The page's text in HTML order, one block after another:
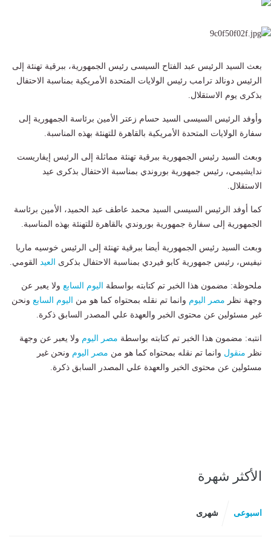
بعث السيد الرئيس عبد الفتاح السيسى رئيس الجمهورية، ببرقية تهنئة إلى
الرئيس دونالد ترامب رئيس الولايات المتحدة الأمريكية بمناسبة الاحتفال
بذكرى يوم الاستقلال.
وأوفد الرئيس السيسى السيد حسام زعتر الأمين برئاسة الجمهورية إلى
سفارة الولايات المتحدة الأمريكية بالقاهرة للتهنئة بهذه المناسبة.
وبعث السيد رئيس الجمهورية ببرقية تهنئة مماثلة إلى الرئيس إيفاريست
ندايشيمي، رئيس جمهورية بوروندي بمناسبة الاحتفال بذكرى عيد
الاستقلال.
كما أوفد الرئيس السيسى السيد محمد عاطف عبد الحميد، الأمين برئاسة
الجمهورية إلى سفارة جمهورية بوروندي بالقاهرة للتهنئة بهذه المناسبة.
وبعث السيد رئيس الجمهورية أيضا ببرقية تهنئة إلى الرئيس خوسيه ماريا
نيفيس، رئيس جمهورية كابو فيردي بمناسبة الاحتفال بذكرى
العيد القومي.
ملحوظة: مضمون هذا الخبر تم كتابته بواسطة اليوم السابع ولا يعبر عن
وجهة نظر مصر اليوم وانما تم نقله بمحتواه كما هو من اليوم السابع ونحن
غير مسئولين عن محتوى الخبر والعهدة علي المصدر السابق ذكرة.
انتبه: مضمون هذا الخبر تم كتابته بواسطة مصر اليوم ولا يعبر عن وجهة
نظر منقول وانما تم نقله بمحتواه كما هو من مصر اليوم ونحن غير
مسئولين عن محتوى الخبر والعهدة علي المصدر السابق ذكرة.
الأكثر شهرة
اسبوعى شهرى